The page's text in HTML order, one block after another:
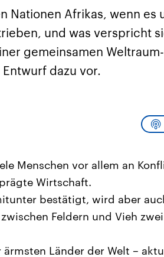
im Oktober 2023
hat in der
wieder die
entfacht. Israel
die Hamas
Islamischen
1979 auch
Republik Iran – ist
von einem
Religionsführer
Osten. Eine
Nationen Afrikas, wenn es
und was verspricht
gemeinsamen
dazu vor.
Menschen vor allem an
Wirtschaft.
bestätigt, wird aber
Feldern und Vieh
Länder der Welt –